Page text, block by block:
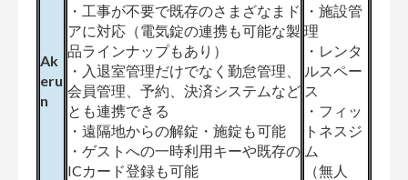
Ak
eru
n
・工事が不要で既存のさまざなまド
アに対応（電気錠の連携も可能な製
品ラインナップもあり）
・入退室管理だけでなく勤怠管理、
会員管理、予約、決済システムなど
とも連携できる
・遠隔地からの解錠・施錠も可能
・ゲストへの一時利用キーや既存の
ICカード登録も可能
・施設管
理
・レンタ
ルスペー
ス
・フィッ
トネスジ
ム
（無人